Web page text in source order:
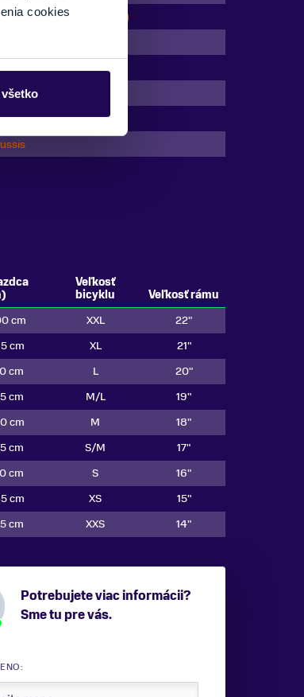
cookies
odpruženie (Hardtail)
km
150 kg
Veľkosť
bicyklu
Veľkosť rámu
cm
XXL
22"
cm
XL
21"
cm
L
20"
cm
M/L
19"
cm
M
18"
cm
S/M
17"
cm
S
16"
cm
XS
15"
cm
XXS 14"
Potrebujete viac informácii?
Sme tu pre vás.